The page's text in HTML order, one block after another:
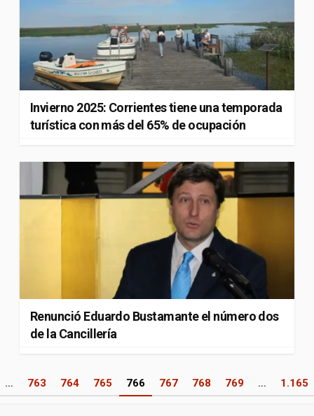
Invierno 2025: Corrientes tiene una temporada
turística con más del 65% de ocupación
Renunció Eduardo Bustamante el número dos
de la Cancillería
Paginación
… 763 764 765 766 767 768 769 … 1.165